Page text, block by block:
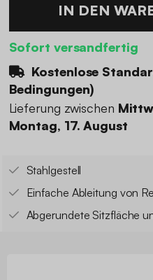
IN DEN
Sofort versandfertig
Kostenlose
Bedingungen)
Lieferung zwischen
Montag, 17. August
Stahlgestell
Einfache Ableitung von
Abgerundete Sitzfläche